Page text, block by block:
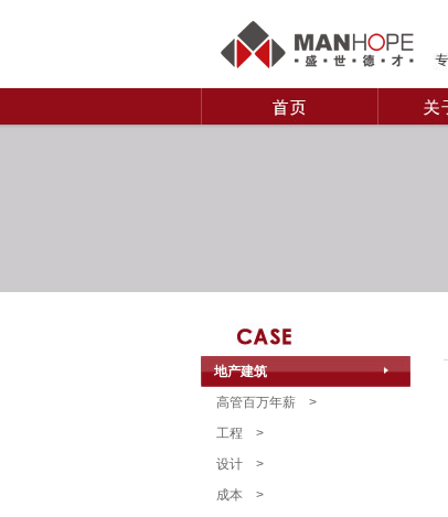
地产建筑
高管百万年薪 >
工程 >
设计 >
成本 >